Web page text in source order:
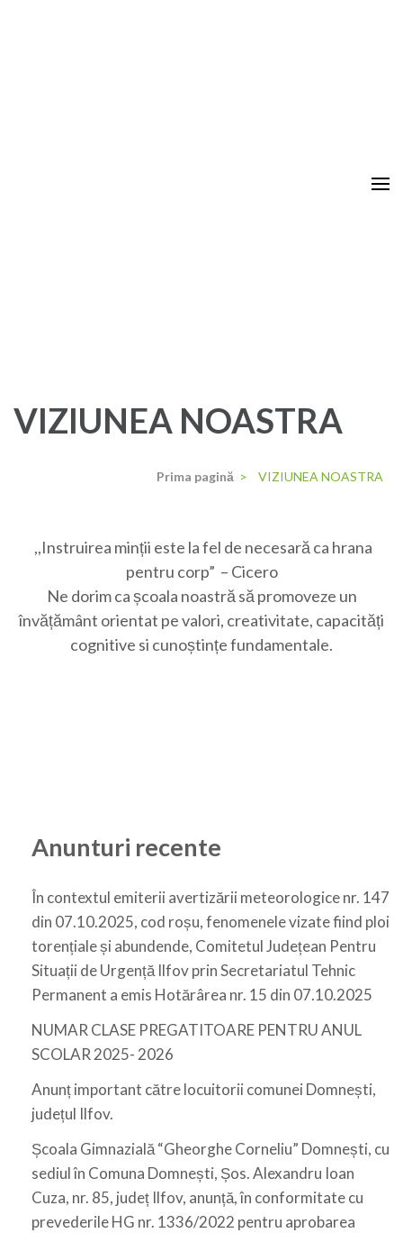
VIZIUNEA NOASTRA
Prima pagină > VIZIUNEA NOASTRA
,,Instruirea minții este la fel de necesară ca hrana
pentru corp” – Cicero
Ne dorim ca școala noastră să promoveze un
învățământ orientat pe valori, creativitate, capacități
cognitive si cunoștințe fundamentale.
Anunturi recente
În contextul emiterii avertizării meteorologice nr. 147
din 07.10.2025, cod roșu, fenomenele vizate fiind ploi
torențiale și abundende, Comitetul Județean Pentru
Situații de Urgență Ilfov prin Secretariatul Tehnic
Permanent a emis Hotărârea nr. 15 din 07.10.2025
NUMAR CLASE PREGATITOARE PENTRU ANUL
SCOLAR 2025- 2026
Anunț important către locuitorii comunei Domnești,
județul Ilfov.
Școala Gimnazială “Gheorghe Corneliu” Domnești, cu
sediul în Comuna Domnești, Șos. Alexandru Ioan
Cuza, nr. 85, județ Ilfov, anunță, în conformitate cu
prevederile HG nr. 1336/2022 pentru aprobarea